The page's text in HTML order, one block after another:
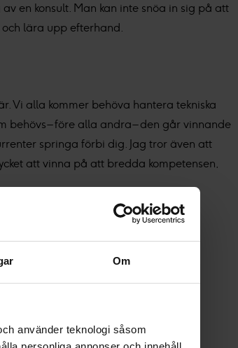
Om
använder teknologi såsom
en konsult. Man kan inte snöa in sig på att
lära upp efterhand.
Vi alla kommer behöva hantera tekniska
behövs – före alla andra – den går vinnande
springa förbi dig. Jag tror även att
att vinna på att bredda kompetensen,